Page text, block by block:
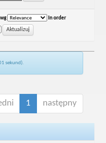
In order
sekund).
1 następny